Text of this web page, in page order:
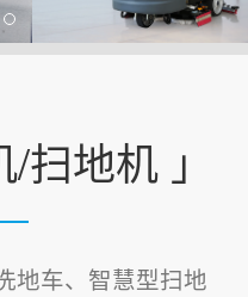
扫地机 」
地车、智慧型扫地